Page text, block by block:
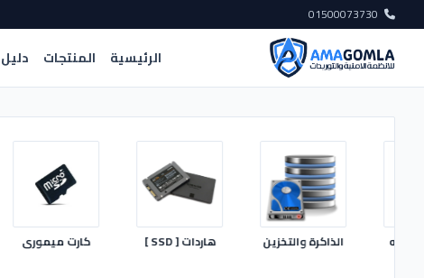
الرئيسية المنتجات
الذاكرة والتخزين هاردات [ SSD ] كارت ميمورى